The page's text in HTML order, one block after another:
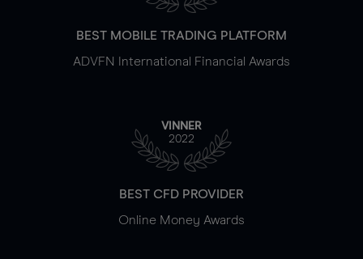
BEST MOBILE TRADING PLATFORM
ADVFN International Financial Awards
VINNER
2022
BEST CFD PROVIDER
Online Money Awards